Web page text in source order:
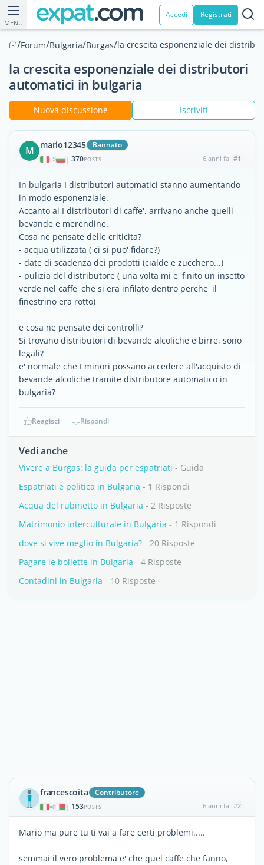
MENU
Accedi Registrati
/Forum/Bulgaria/Burgas/la crescita esponenziale dei
la crescita esponenziale dei distributori
automatici in bulgaria
Nuova discussione Iscriviti
M mario12345 Bannato
| 370POSTS 6 anni fa #1
In bulgaria I distributori automatici stanno aumentando
in modo esponenziale.
Accanto ai I distributori di caffe', arrivano anche quelli
bevande e merendine.
Cosa ne pensate delle criticita?
- acqua utilizzata ( ci si puo' fidare?)
- date di scadenza dei prodotti (cialde e zucchero...)
- pulizia del distributore ( una volta mi e' finito un insetto
verde nel caffe' che si era infilato dentro perche' il
finestrino era rotto)
e cosa ne pensate dei controlli?
Si trovano distributori di bevande alcoliche e birre, sono
legali?
e' normale che I minori possano accedere all'acquisto di
bevande alcoliche tramite distributore automatico in
bulgaria?
Reagisci Rispondi
Vedi anche
Vivere a Burgas: la guida per espatriati - Guida
Espatriati e politica in Bulgaria - 1 Rispondi
Acqua del rubinetto in Bulgaria - 2 Risposte
Matrimonio interculturale in Bulgaria - 1 Rispondi
dove si vive meglio in Bulgaria? - 20 Risposte
Pagare le bollette in Bulgaria - 4 Risposte
Contadini in Bulgaria - 10 Risposte
francescoita Contributore
| 153POSTS 6 anni fa #2
Mario ma pure tu ti vai a fare certi problemi.....
semmai il vero problema e' che quel caffe che fanno,